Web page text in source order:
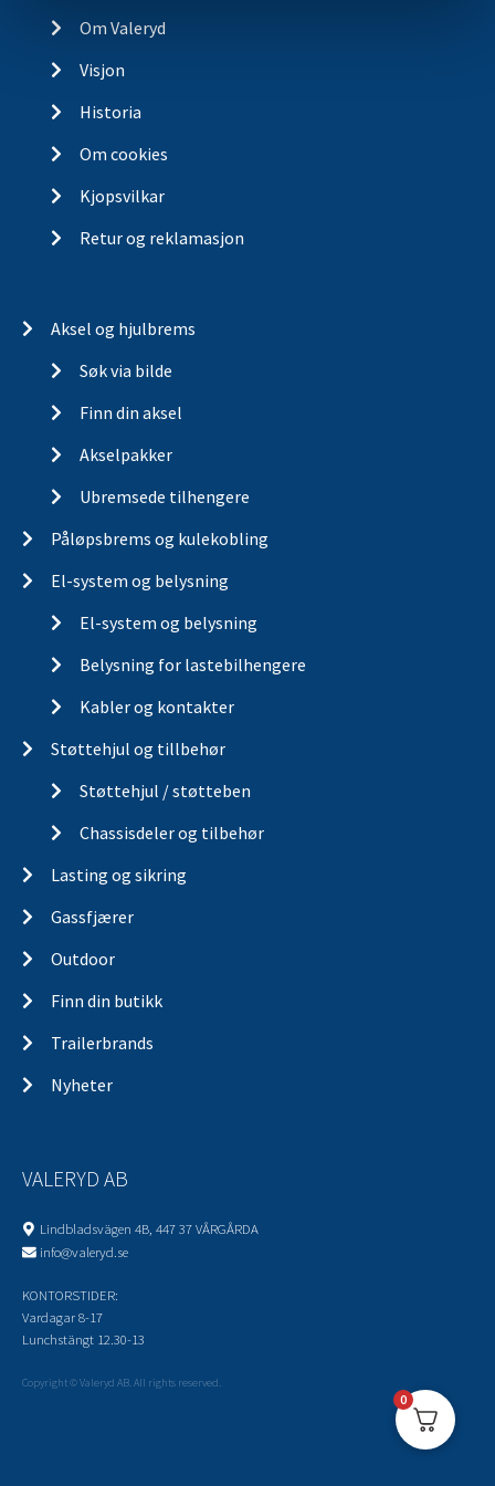
Om Valeryd
Visjon
Historia
Om cookies
Kjopsvilkar
Retur og reklamasjon
Aksel og hjulbrems
Søk via bilde
Finn din aksel
Akselpakker
Ubremsede tilhengere
Påløpsbrems og kulekobling
El-system og belysning
El-system og belysning
Belysning for lastebilhengere
Kabler og kontakter
Støttehjul og tillbehør
Støttehjul / støtteben
Chassisdeler og tilbehør
Lasting og sikring
Gassfjærer
Outdoor
Finn din butikk
Trailerbrands
Nyheter
VALERYD AB
Lindbladsvägen 4B, 447 37 VÅRGÅRDA
info@valeryd.se
KONTORSTIDER:
Vardagar 8-17
Lunchstängt 12.30-13
Copyright © Valeryd AB. All rights reserved.
0